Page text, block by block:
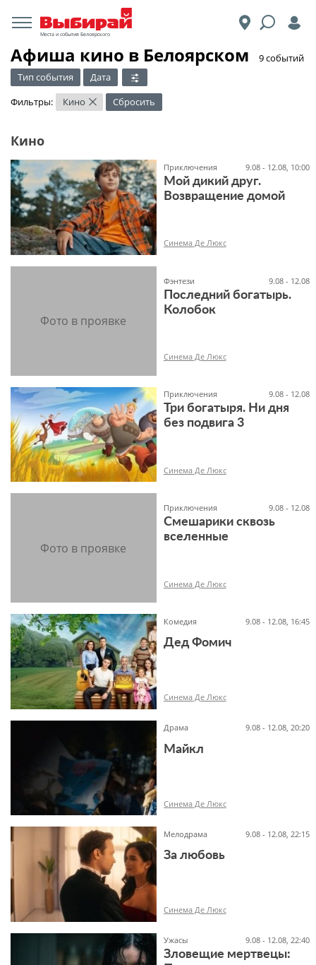
Места и события Белоярского
Афиша кино в Белоярском
​9 событий
Тип события
Дата
Фильтры:
Кино × Сбросить
Кино
Приключения 9.08 - 12.08, 10:00
Мой дикий друг.
Возвращение домой
Синема Де Люкс
Фэнтези 9.08 - 12.08
Последний богатырь.
Колобок
Синема Де Люкс
Приключения 9.08 - 12.08
Три богатыря. Ни дня
без подвига 3
Синема Де Люкс
Приключения 9.08 - 12.08
Смешарики сквозь
вселенные
Синема Де Люкс
Комедия 9.08 - 12.08, 16:45
Дед Фомич
Синема Де Люкс
Драма 9.08 - 12.08, 20:20
Майкл
Синема Де Люкс
Мелодрама 9.08 - 12.08, 22:15
За любовь
Синема Де Люкс
Ужасы 9.08 - 12.08, 22:40
Зловещие мертвецы: